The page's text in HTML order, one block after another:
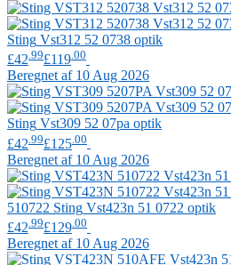
Sting Vst312 52 0738 optik
£42 .99£119 .00
Beregnet af 10 Aug 2026
Sting Vst309 52 07pa optik
£42 .99£125 .00
Beregnet af 10 Aug 2026
510722 Sting Vst423n 51 0722 optik
£42 .99£129 .00
Beregnet af 10 Aug 2026